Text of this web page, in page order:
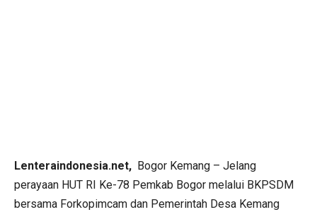
Lenteraindonesia.net, Bogor Kemang – Jelang
perayaan HUT RI Ke-78 Pemkab Bogor melalui BKPSDM
bersama Forkopimcam dan Pemerintah Desa Kemang